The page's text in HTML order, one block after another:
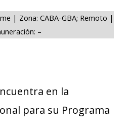
| Zona: CABA-GBA; Remoto |
–
en la
para su Programa